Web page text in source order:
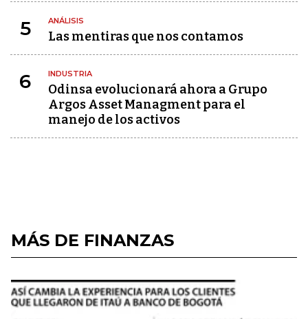
5 ANÁLISIS
Las mentiras que nos contamos
6 INDUSTRIA
Odinsa evolucionará ahora a Grupo
Argos Asset Managment para el
manejo de los activos
MÁS DE FINANZAS